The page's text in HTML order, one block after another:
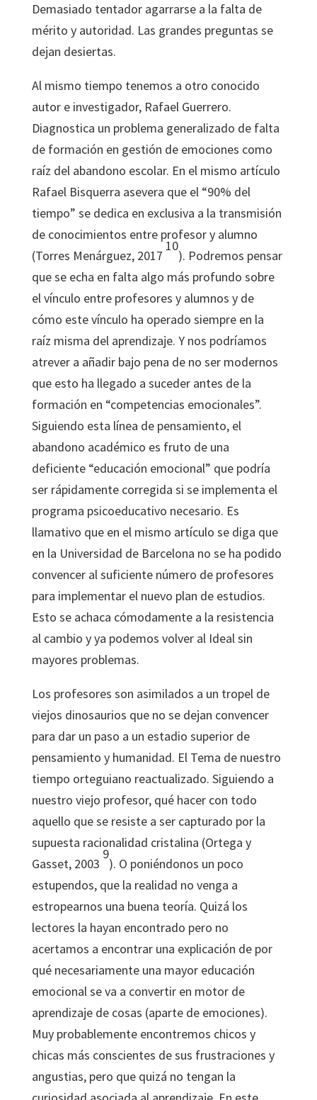
Demasiado tentador agarrarse a la falta de
mérito y autoridad. Las grandes preguntas se
dejan desiertas.
Al mismo tiempo tenemos a otro conocido
autor e investigador, Rafael Guerrero.
Diagnostica un problema generalizado de falta
de formación en gestión de emociones como
raíz del abandono escolar. En el mismo artículo
Rafael Bisquerra asevera que el “90% del
tiempo” se dedica en exclusiva a la transmisión
de conocimientos entre profesor y alumno
(Torres Menárguez, 2017
10
). Podremos pensar
que se echa en falta algo más profundo sobre
el vínculo entre profesores y alumnos y de
cómo este vínculo ha operado siempre en la
raíz misma del aprendizaje. Y nos podríamos
atrever a añadir bajo pena de no ser modernos
que esto ha llegado a suceder antes de la
formación en “competencias emocionales”.
Siguiendo esta línea de pensamiento, el
abandono académico es fruto de una
deficiente “educación emocional” que podría
ser rápidamente corregida si se implementa el
programa psicoeducativo necesario. Es
llamativo que en el mismo artículo se diga que
en la Universidad de Barcelona no se ha podido
convencer al suficiente número de profesores
para implementar el nuevo plan de estudios.
Esto se achaca cómodamente a la resistencia
al cambio y ya podemos volver al Ideal sin
mayores problemas.
Los profesores son asimilados a un tropel de
viejos dinosaurios que no se dejan convencer
para dar un paso a un estadio superior de
pensamiento y humanidad. El Tema de nuestro
tiempo orteguiano reactualizado. Siguiendo a
nuestro viejo profesor, qué hacer con todo
aquello que se resiste a ser capturado por la
supuesta racionalidad cristalina (Ortega y
Gasset, 2003
9
). O poniéndonos un poco
estupendos, que la realidad no venga a
estropearnos una buena teoría. Quizá los
lectores la hayan encontrado pero no
acertamos a encontrar una explicación de por
qué necesariamente una mayor educación
emocional se va a convertir en motor de
aprendizaje de cosas (aparte de emociones).
Muy probablemente encontremos chicos y
chicas más conscientes de sus frustraciones y
angustias, pero que quizá no tengan la